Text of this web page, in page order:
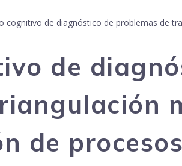
cognitivo de diagnóstico de problemas de
de
de